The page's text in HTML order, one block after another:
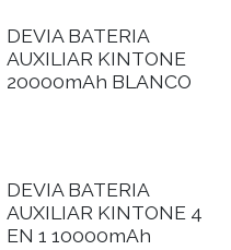
DEVIA BATERIA
AUXILIAR KINTONE
20000mAh BLANCO
DEVIA BATERIA
AUXILIAR KINTONE 4
EN 1 10000mAh